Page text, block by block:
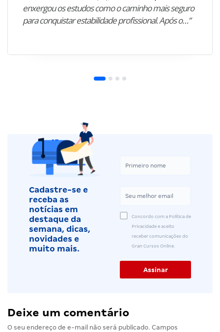
enxergou os estudos como o caminho mais seguro
para conquistar estabilidade profissional. Após o…”
Cadastre-se e
receba as
notícias em
destaque da
semana, dicas,
novidades e
muito mais.
Concordo com a Política de
Privacidade e aceito
receber comunicações do
Gran Cursos Online.
Deixe um comentário
O seu endereço de e-mail não será publicado. Campos